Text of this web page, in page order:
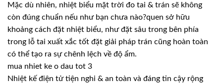
Mặc dù nhiên, nhiệt biểu mặt trời đo tai & trán sẽ không
còn đúng chuẩn nếu như bạn chưa nào?quen sở hữu
khoảng cách đặt nhiệt biểu, như đặt sâu trong bên phía
trong lỗ tai xuất xắc tốt đặt giải pháp trán cũng hoàn toàn
có thể tạo ra sự chênh lệch về độ ẩm.
mua nhiet ke o dau tot 3
Nhiệt kế điện tử tiện nghi & an toàn và đáng tin cậy rộng